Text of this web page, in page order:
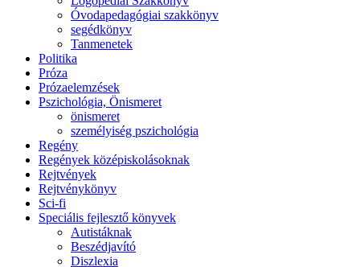
Óvodapedagógiai szakkönyv
segédkönyv
Tanmenetek
Politika
Próza
Prózaelemzések
Pszichológia, Önismeret
önismeret
személyiség pszichológia
Regény
Regények középiskolásoknak
Rejtvények
Rejtvénykönyv
Sci-fi
Speciális fejlesztő könyvek
Autistáknak
Beszédjavító
Diszlexia